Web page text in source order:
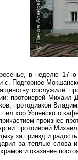
в неделю 17-
с. Подгорное
сослужили:
протоиерей Михаил
протодиакон
хор Успенского
произнес
протоиерей
за приезд и
за теплые слова
и оказание